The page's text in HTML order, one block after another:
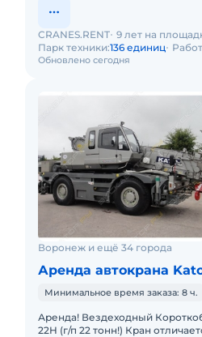
Обновлено сегодня
CRANES.RENT 9 лет на
Парк техники:136 единиц
Воронеж и ещё 34 города
Аренда автокрана
Минимальное время заказа: 8 ч.
Аренда! Вездеходный
22H (г/п 22 тонн!) Кран